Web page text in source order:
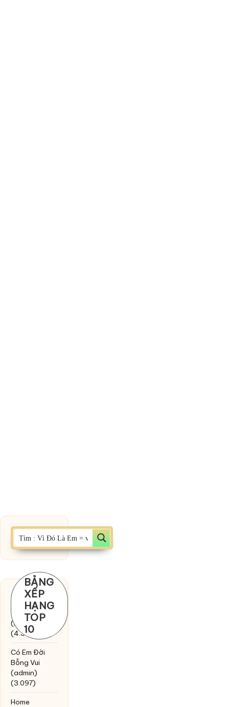
BẢNG
XẾP
HẠNG
TOP
10
Chờ một
tiếng yêu
(MinhTuan89)
(4.393)
Có Em Đời
Bỗng Vui
(admin)
(3.097)
Home